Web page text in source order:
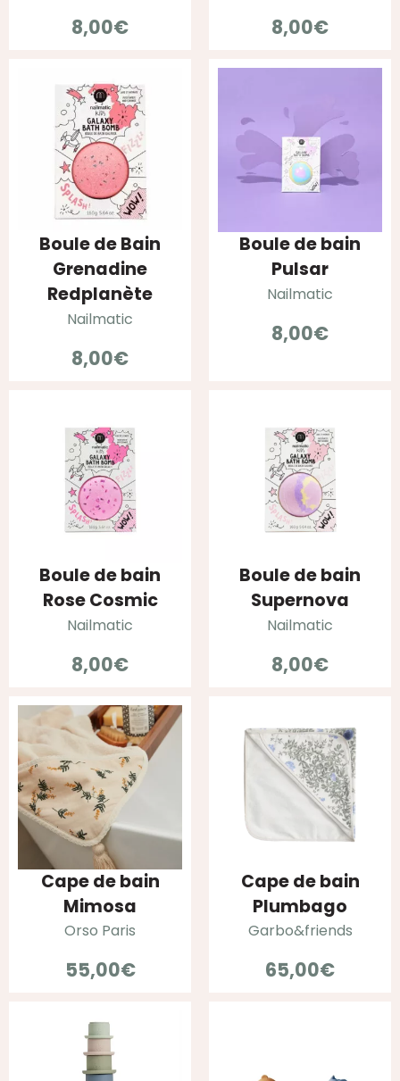
8,00€ 8,00€
Boule de Bain
Grenadine
Redplanète
Nailmatic
8,00€
Boule de bain
Pulsar
Nailmatic
8,00€
Boule de bain
Rose Cosmic
Nailmatic
8,00€
Boule de bain
Supernova
Nailmatic
8,00€
Cape de bain
Mimosa
Orso Paris
55,00€
Cape de bain
Plumbago
Garbo&friends
65,00€